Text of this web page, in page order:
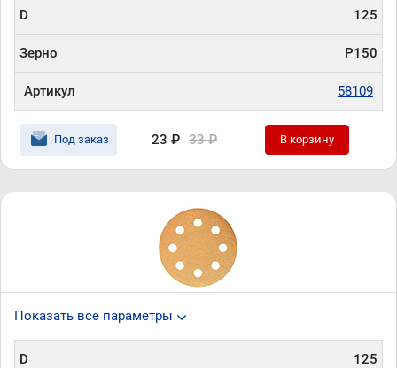
D 125
Зерно P150
Артикул 58109
Под заказ 23 ₽ 33 ₽ В корзину
Показать все параметры
D 125